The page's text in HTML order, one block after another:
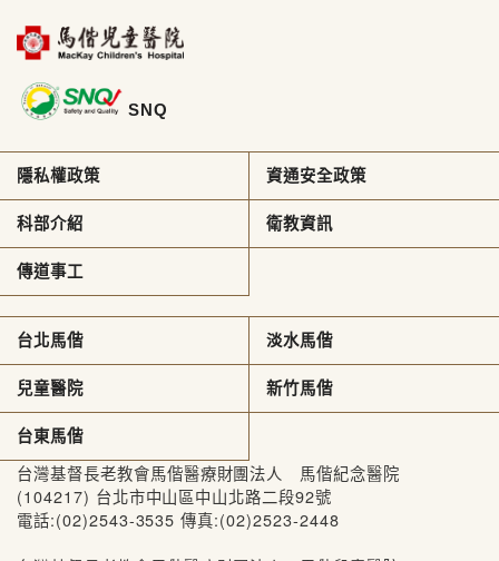
SNQ
隱私權政策 資通安全政策
科部介紹 衛教資訊
傳道事工
台北馬偕 淡水馬偕
兒童醫院 新竹馬偕
台東馬偕
台灣基督長老教會馬偕醫療財團法人 馬偕紀念醫院
(104217) 台北市中山區中山北路二段92號
電話:(02)2543-3535 傳真:(02)2523-2448